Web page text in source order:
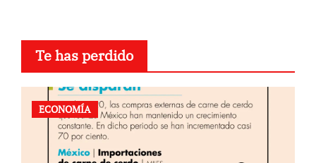
Te has perdido
ECONOMÍA